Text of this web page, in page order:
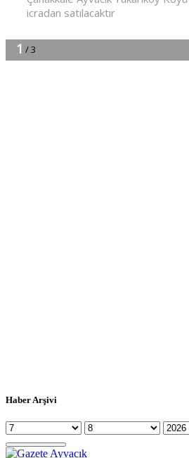
Haber Arşivi